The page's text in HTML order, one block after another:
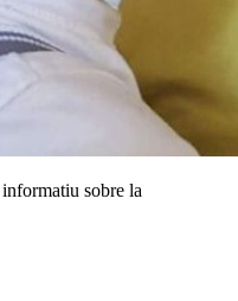
sobre la